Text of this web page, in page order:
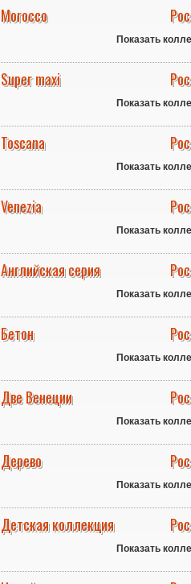
Morocco
Показать
Super maxi
Показать
Toscana
Показать
Venezia
Показать
Английская серия
Показать
Бетон
Показать
Две Венеции
Показать
Дерево
Показать
Детская коллекция
Показать